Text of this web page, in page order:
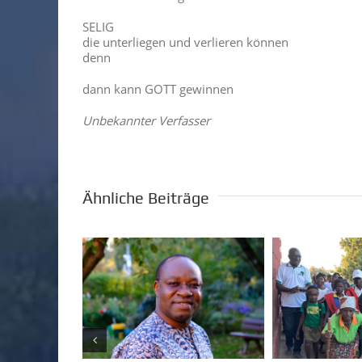
SELIG
die unterliegen und verlieren können
denn
dann kann GOTT gewinnen
Unbekannter Verfasser
Ähnliche Beiträge